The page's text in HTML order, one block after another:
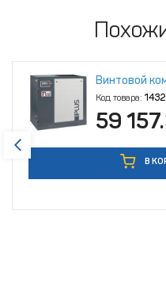
Винтовой
Код товара:
59
В